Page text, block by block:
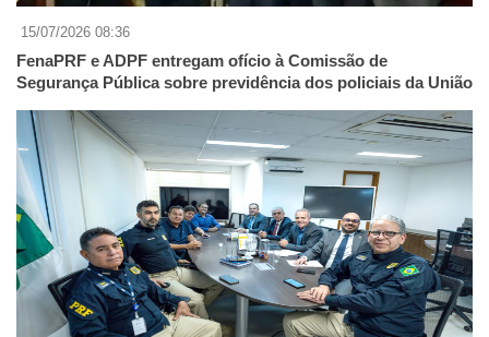
15/07/2026 08:36
FenaPRF e ADPF entregam ofício à Comissão de
Segurança Pública sobre previdência dos policiais da União